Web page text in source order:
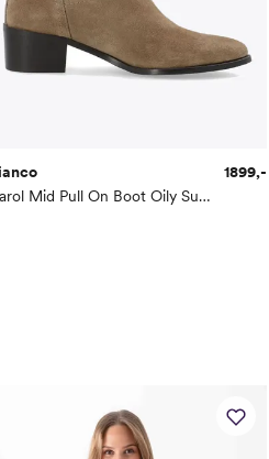
Carol Mid Pull On Boot Oily Suede
1899,-